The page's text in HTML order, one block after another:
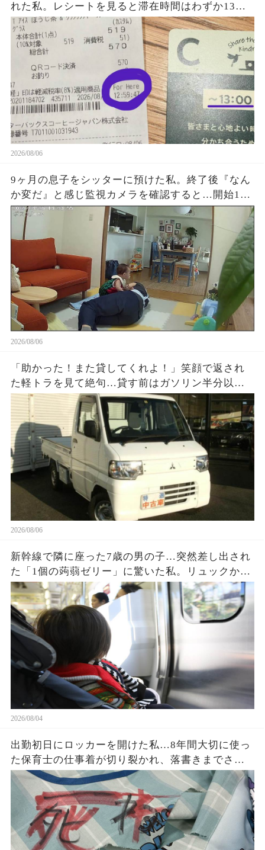
れた私。レシートを見ると滞在時間はわずか13
秒？『For Here 12:59:41』という謎の表示に困
惑…一体何を基準に数えていたのか確認した結果
2026/08/06
9ヶ月の息子をシッターに預けた私。終了後『なん
か変だ』と感じ監視カメラを確認すると…開始1時
間でYouTube放置、スマホ操作、最後に起きた“信
じられない映像”に涙が止まらなかった
2026/08/06
「助かった！また貸してくれよ！」笑顔で返され
た軽トラを見て絶句…貸す前はガソリン半分以上
だったのに、返却時メーターはほぼE。数百円を惜
しんだ友人が半年後に失ったものとは…
2026/08/06
新幹線で隣に座った7歳の男の子…突然差し出され
た「1個の蒟蒻ゼリー」に驚いた私。リュックから
出てきたジップロックいっぱいのお菓子と、最後
に言われた一言に涙が止まらなかった…
2026/08/04
出勤初日にロッカーを開けた私…8年間大切に使っ
た保育士の仕事着が切り裂かれ、落書きまでされ
ていた。「先生同士でこんなことを？」と思った
私が残した1枚の写真と記録が、後日すべてを変え
ることに…